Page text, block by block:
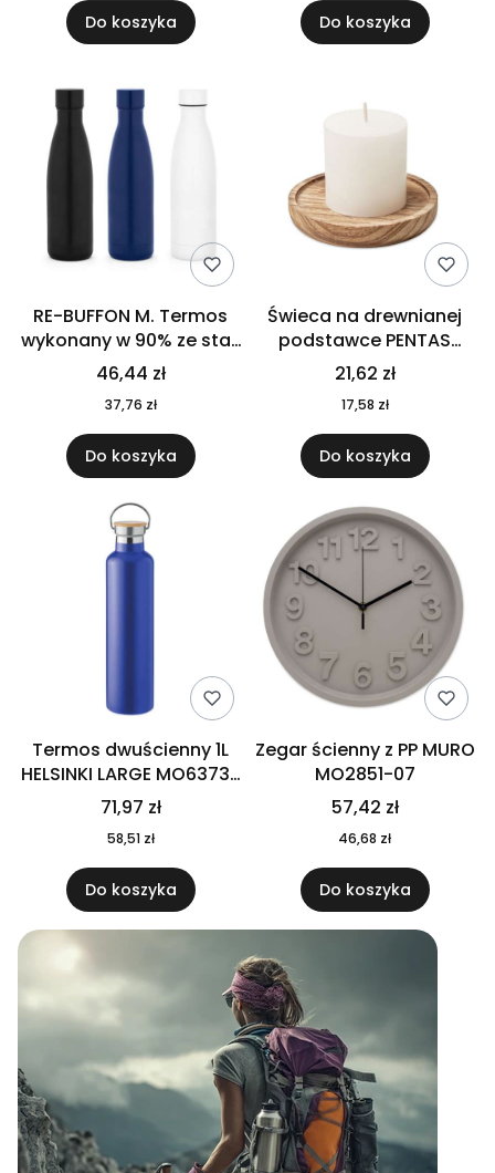
Do koszyka Do koszyka
RE-BUFFON M. Termos
wykonany w 90% ze stali
nierdzewnej
pochodzącej z
recyklingu 520 ml 94294
46,44 zł
37,76 zł
Do koszyka
Świeca na drewnianej
podstawce PENTAS
MO6282-40
21,62 zł
17,58 zł
Do koszyka
Termos dwuścienny 1L
HELSINKI LARGE MO6373-
04
71,97 zł
58,51 zł
Do koszyka
Zegar ścienny z PP MURO
MO2851-07
57,42 zł
46,68 zł
Do koszyka